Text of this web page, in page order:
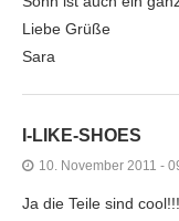
Liebe Grüße
Sara
I-LIKE-SHOES
10. November 2011 -
Ja die Teile sind